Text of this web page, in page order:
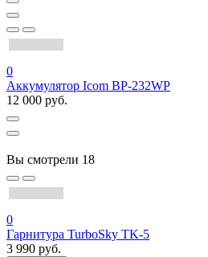
0
Аккумулятор Icom BP-232WP
12 000 руб.
Вы смотрели 18
0
Гарнитура TurboSky TK-5
3 990 руб.